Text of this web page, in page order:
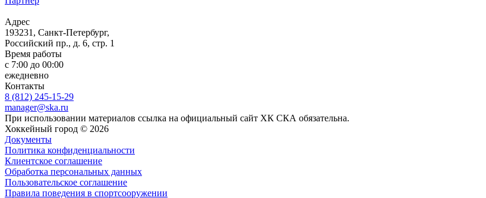
Адрес
193231, Санкт-Петербург,
Российский пр., д. 6, стр. 1
Время работы
с 7:00 до 00:00
ежедневно
Контакты
8 (812) 245-15-29
manager@ska.ru
При использовании материалов ссылка на официальный сайт ХК СКА обязательна.
Хоккейный город © 2026
Документы
Политика конфиденциальности
Клиентское соглашение
Обработка персональных данных
Пользовательское соглашение
Правила поведения в спортсооружении